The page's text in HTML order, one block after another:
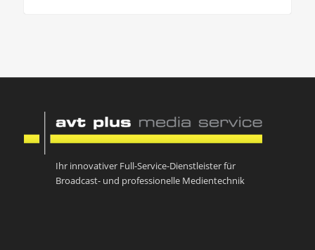
Ihr innovativer Full-Service-Dienstleister für
Broadcast- und professionelle Medientechnik